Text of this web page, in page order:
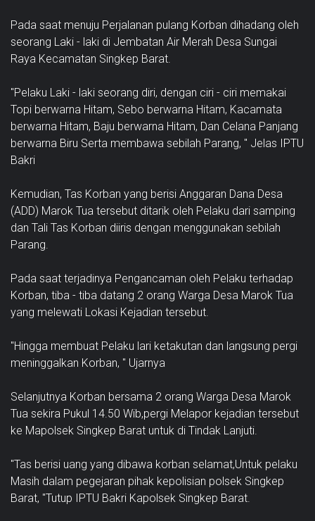
Pada saat menuju Perjalanan pulang Korban dihadang oleh
seorang Laki - laki di Jembatan Air Merah Desa Sungai
Raya Kecamatan Singkep Barat.
"Pelaku Laki - laki seorang diri, dengan ciri - ciri memakai
Topi berwarna Hitam, Sebo berwarna Hitam, Kacamata
berwarna Hitam, Baju berwarna Hitam, Dan Celana Panjang
berwarna Biru Serta membawa sebilah Parang, " Jelas IPTU
Bakri
Kemudian, Tas Korban yang berisi Anggaran Dana Desa
(ADD) Marok Tua tersebut ditarik oleh Pelaku dari samping
dan Tali Tas Korban diiris dengan menggunakan sebilah
Parang.
Pada saat terjadinya Pengancaman oleh Pelaku terhadap
Korban, tiba - tiba datang 2 orang Warga Desa Marok Tua
yang melewati Lokasi Kejadian tersebut.
"Hingga membuat Pelaku lari ketakutan dan langsung pergi
meninggalkan Korban, " Ujarnya
Selanjutnya Korban bersama 2 orang Warga Desa Marok
Tua sekira Pukul 14.50 Wib,pergi Melapor kejadian tersebut
ke Mapolsek Singkep Barat untuk di Tindak Lanjuti.
"Tas berisi uang yang dibawa korban selamat,Untuk pelaku
Masih dalam pegejaran pihak kepolisian polsek Singkep
Barat, "Tutup IPTU Bakri Kapolsek Singkep Barat.